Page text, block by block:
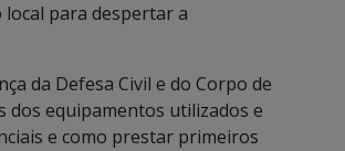
para despertar a
da Defesa Civil e do Corpo de
dos equipamentos utilizados e
e como prestar primeiros